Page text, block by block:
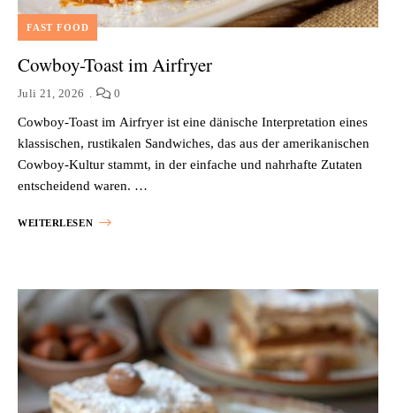
FAST FOOD
Cowboy-Toast im Airfryer
Juli 21, 2026 0
Cowboy-Toast im Airfryer ist eine dänische Interpretation eines
klassischen, rustikalen Sandwiches, das aus der amerikanischen
Cowboy-Kultur stammt, in der einfache und nahrhafte Zutaten
entscheidend waren. …
WEITERLESEN